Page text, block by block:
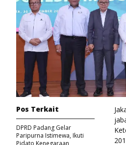
Pos Terkait
DPRD Padang Gelar
Paripurna Istimewa, Ikuti
Pidato Kenegaraan